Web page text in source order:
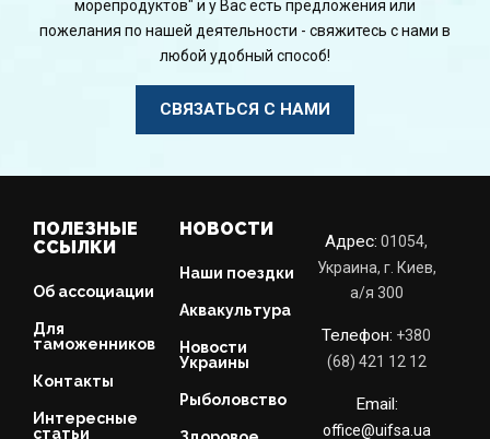
морепродуктов" и у Вас есть предложения или
пожелания по нашей деятельности - свяжитесь с нами в
любой удобный способ!
СВЯЗАТЬСЯ С НАМИ
ПОЛЕЗНЫЕ
ССЫЛКИ
Об ассоциации
Для
таможенников
Контакты
Интересные
статьи
НОВОСТИ
Наши поездки
Аквакультура
Новости
Украины
Рыболовство
Адрес: 01054,
Украина, г. Киев,
a/я 300
Телефон: +380
(68) 421 12 12
Email:
office@uifsa.ua